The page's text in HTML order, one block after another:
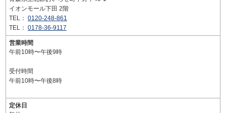
イオンモール下田 2階
TEL： 0120-248-861
TEL： 0178-36-9117
営業時間
午前10時〜午後9時
受付時間
午前10時〜午後8時
定休日